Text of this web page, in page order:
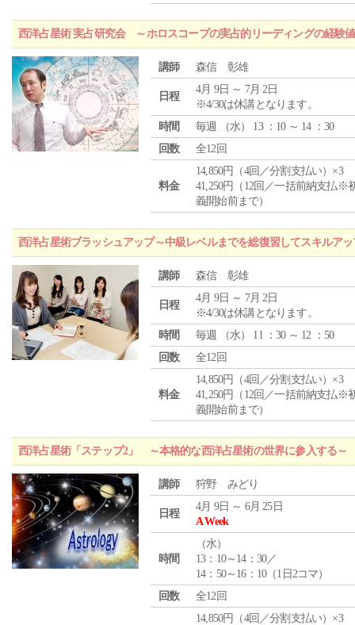
西洋占星術 実占研究会 ～ホロスコープの実占的リーディングの経験
講師 森信 彰雄
日程
4月 9日 ～ 7月 2日
※4/30は休講となります。
時間
毎週 （水） 13 ：10 ～ 14 ：30
回数
全12回
料金
14,850円（4回／分割支払い）×3
41,250円（12回／一括前納支払※
義開始前まで）
西洋占星術ブラッシュアップ～中級レベルまでを総復習してスキルア
講師 森信 彰雄
日程
4月 9日 ～ 7月 2日
※4/30は休講となります。
時間
毎週 （水） 11 ：30 ～ 12 ：50
回数
全12回
料金
14,850円（4回／分割支払い）×3
41,250円（12回／一括前納支払※
義開始前まで）
西洋占星術「ステップ2」 ～本格的な西洋占星術の世界に参入する～
講師 狩野 みどり
日程
4月 9日 ～ 6月 25日
A Week
時間
（水）
13：10～14：30／
14：50～16：10（1日2コマ）
回数
全12回
14,850円（4回／分割支払い）×3